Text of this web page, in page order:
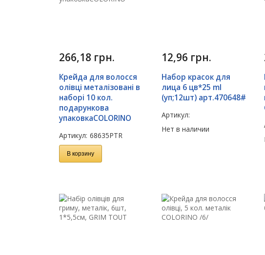
266,18 грн.
Крейда для волосся
олівці металізовані в
наборі 10 кол.
подарункова
упаковкаCOLORINO
Артикул: 68635PTR
В корзину
12,96 грн.
Набор красок для
лица 6 цв*25 ml
(уп;12шт) арт.470648#
Артикул:
Нет в наличии